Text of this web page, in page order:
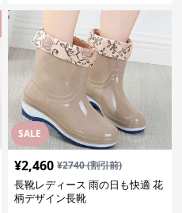
SALE
¥2,460 ¥2740(割引前)
長靴レディース 雨の日も快適 花
柄デザイン長靴